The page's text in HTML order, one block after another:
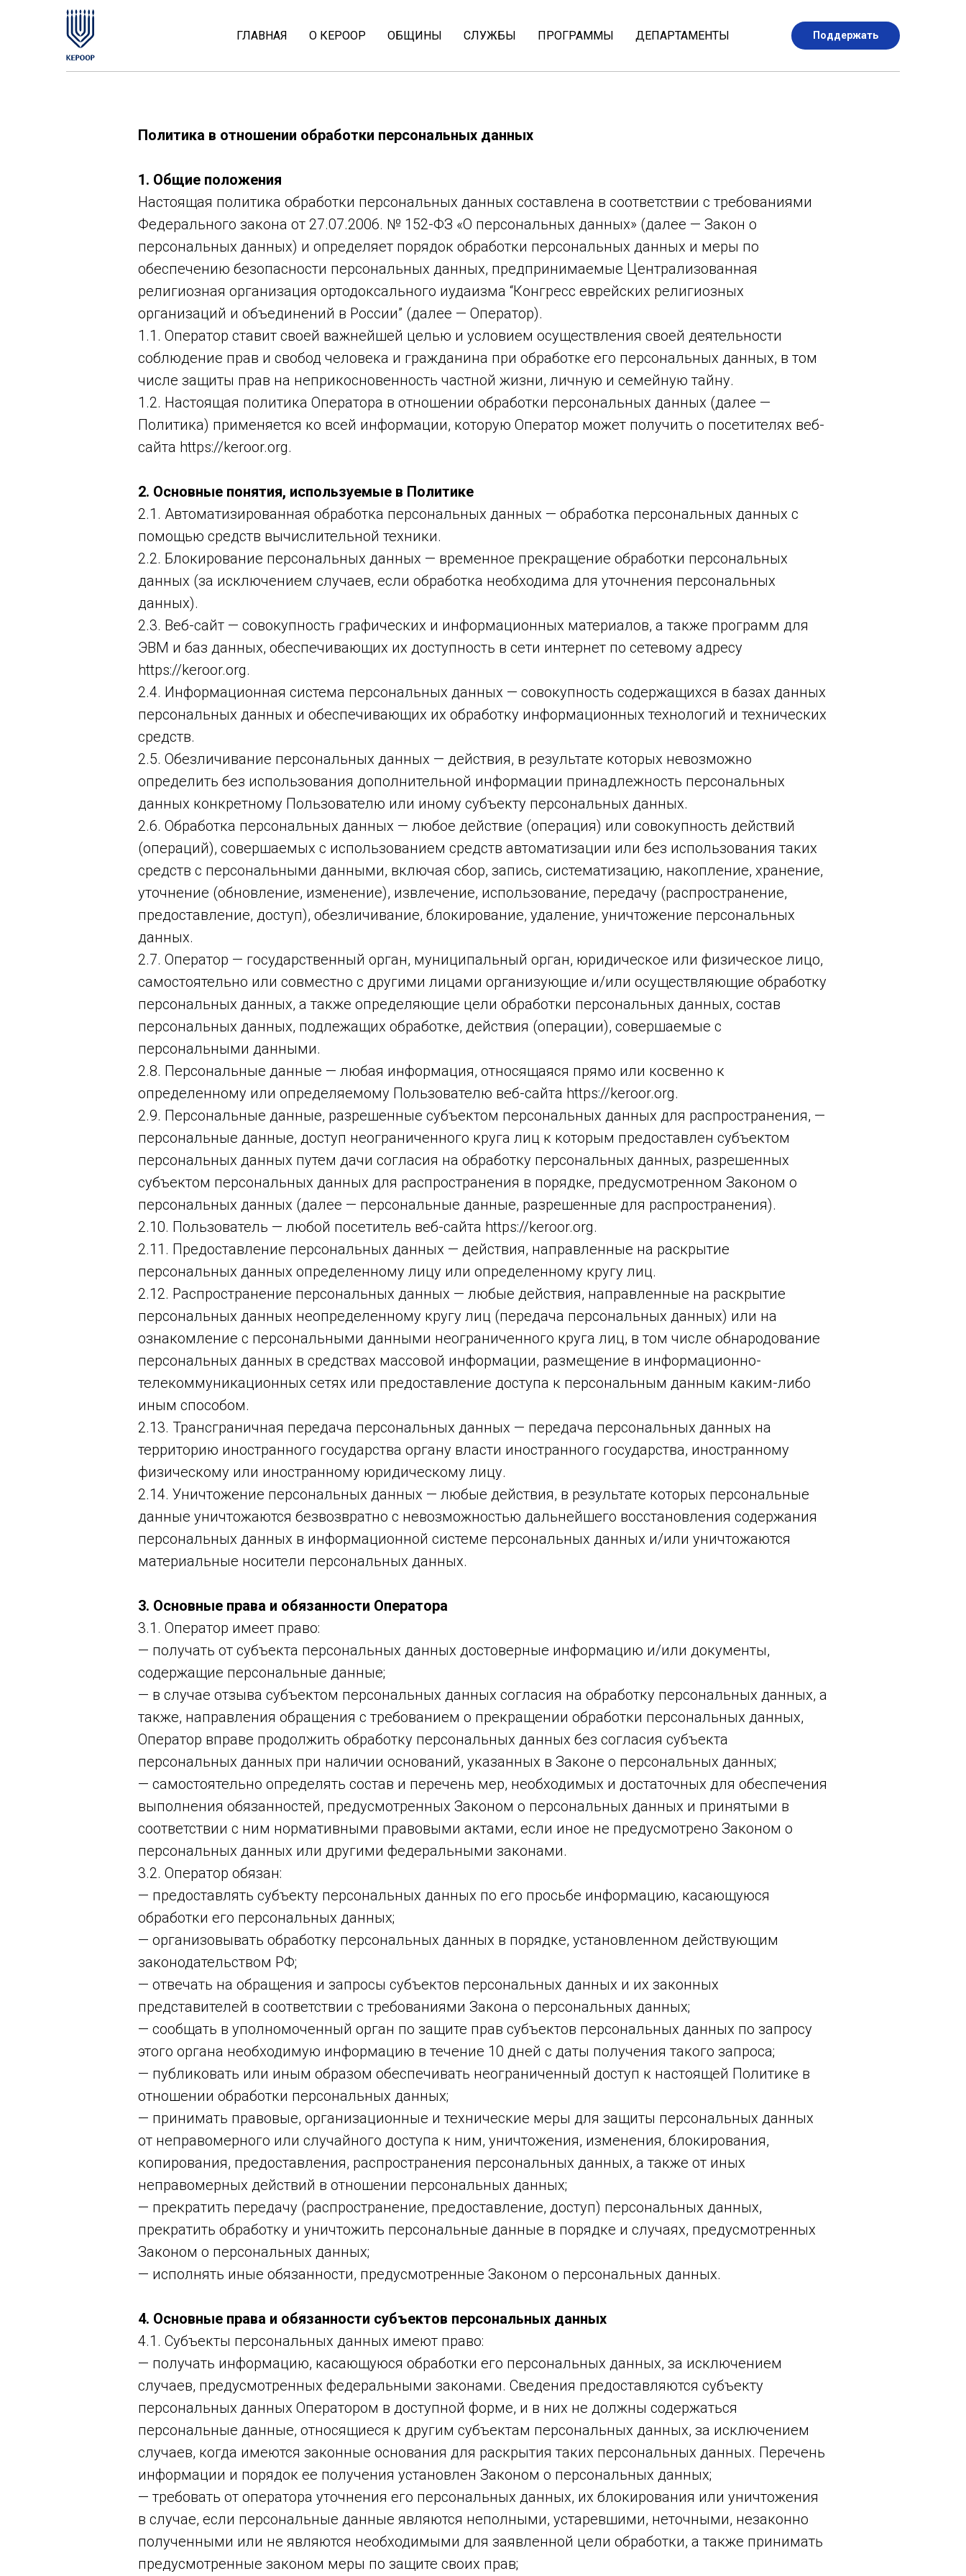
ГЛАВНАЯ О КЕРООР ОБЩИНЫ СЛУЖБЫ ПРОГРАММЫ ДЕПАРТАМЕНТЫ Поддержать
Политика в отношении обработки персональных данных
1. Общие положения
Настоящая политика обработки персональных данных составлена в соответствии с требованиями
Федерального закона от 27.07.2006. № 152-ФЗ «О персональных данных» (далее — Закон о
персональных данных) и определяет порядок обработки персональных данных и меры по
обеспечению безопасности персональных данных, предпринимаемые Централизованная
религиозная организация ортодоксального иудаизма “Конгресс еврейских религиозных
организаций и объединений в России” (далее — Оператор).
1.1. Оператор ставит своей важнейшей целью и условием осуществления своей деятельности
соблюдение прав и свобод человека и гражданина при обработке его персональных данных, в том
числе защиты прав на неприкосновенность частной жизни, личную и семейную тайну.
1.2. Настоящая политика Оператора в отношении обработки персональных данных (далее —
Политика) применяется ко всей информации, которую Оператор может получить о посетителях веб-
сайта https://keroor.org.
2. Основные понятия, используемые в Политике
2.1. Автоматизированная обработка персональных данных — обработка персональных данных с
помощью средств вычислительной техники.
2.2. Блокирование персональных данных — временное прекращение обработки персональных
данных (за исключением случаев, если обработка необходима для уточнения персональных
данных).
2.3. Веб-сайт — совокупность графических и информационных материалов, а также программ для
ЭВМ и баз данных, обеспечивающих их доступность в сети интернет по сетевому адресу
https://keroor.org.
2.4. Информационная система персональных данных — совокупность содержащихся в базах данных
персональных данных и обеспечивающих их обработку информационных технологий и технических
средств.
2.5. Обезличивание персональных данных — действия, в результате которых невозможно
определить без использования дополнительной информации принадлежность персональных
данных конкретному Пользователю или иному субъекту персональных данных.
2.6. Обработка персональных данных — любое действие (операция) или совокупность действий
(операций), совершаемых с использованием средств автоматизации или без использования таких
средств с персональными данными, включая сбор, запись, систематизацию, накопление, хранение,
уточнение (обновление, изменение), извлечение, использование, передачу (распространение,
предоставление, доступ), обезличивание, блокирование, удаление, уничтожение персональных
данных.
2.7. Оператор — государственный орган, муниципальный орган, юридическое или физическое лицо,
самостоятельно или совместно с другими лицами организующие и/или осуществляющие обработку
персональных данных, а также определяющие цели обработки персональных данных, состав
персональных данных, подлежащих обработке, действия (операции), совершаемые с
персональными данными.
2.8. Персональные данные — любая информация, относящаяся прямо или косвенно к
определенному или определяемому Пользователю веб-сайта https://keroor.org.
2.9. Персональные данные, разрешенные субъектом персональных данных для распространения, —
персональные данные, доступ неограниченного круга лиц к которым предоставлен субъектом
персональных данных путем дачи согласия на обработку персональных данных, разрешенных
субъектом персональных данных для распространения в порядке, предусмотренном Законом о
персональных данных (далее — персональные данные, разрешенные для распространения).
2.10. Пользователь — любой посетитель веб-сайта https://keroor.org.
2.11. Предоставление персональных данных — действия, направленные на раскрытие
персональных данных определенному лицу или определенному кругу лиц.
2.12. Распространение персональных данных — любые действия, направленные на раскрытие
персональных данных неопределенному кругу лиц (передача персональных данных) или на
ознакомление с персональными данными неограниченного круга лиц, в том числе обнародование
персональных данных в средствах массовой информации, размещение в информационно-
телекоммуникационных сетях или предоставление доступа к персональным данным каким-либо
иным способом.
2.13. Трансграничная передача персональных данных — передача персональных данных на
территорию иностранного государства органу власти иностранного государства, иностранному
физическому или иностранному юридическому лицу.
2.14. Уничтожение персональных данных — любые действия, в результате которых персональные
данные уничтожаются безвозвратно с невозможностью дальнейшего восстановления содержания
персональных данных в информационной системе персональных данных и/или уничтожаются
материальные носители персональных данных.
3. Основные права и обязанности Оператора
3.1. Оператор имеет право:
— получать от субъекта персональных данных достоверные информацию и/или документы,
содержащие персональные данные;
— в случае отзыва субъектом персональных данных согласия на обработку персональных данных, а
также, направления обращения с требованием о прекращении обработки персональных данных,
Оператор вправе продолжить обработку персональных данных без согласия субъекта
персональных данных при наличии оснований, указанных в Законе о персональных данных;
— самостоятельно определять состав и перечень мер, необходимых и достаточных для обеспечения
выполнения обязанностей, предусмотренных Законом о персональных данных и принятыми в
соответствии с ним нормативными правовыми актами, если иное не предусмотрено Законом о
персональных данных или другими федеральными законами.
3.2. Оператор обязан:
— предоставлять субъекту персональных данных по его просьбе информацию, касающуюся
обработки его персональных данных;
— организовывать обработку персональных данных в порядке, установленном действующим
законодательством РФ;
— отвечать на обращения и запросы субъектов персональных данных и их законных
представителей в соответствии с требованиями Закона о персональных данных;
— сообщать в уполномоченный орган по защите прав субъектов персональных данных по запросу
этого органа необходимую информацию в течение 10 дней с даты получения такого запроса;
— публиковать или иным образом обеспечивать неограниченный доступ к настоящей Политике в
отношении обработки персональных данных;
— принимать правовые, организационные и технические меры для защиты персональных данных
от неправомерного или случайного доступа к ним, уничтожения, изменения, блокирования,
копирования, предоставления, распространения персональных данных, а также от иных
неправомерных действий в отношении персональных данных;
— прекратить передачу (распространение, предоставление, доступ) персональных данных,
прекратить обработку и уничтожить персональные данные в порядке и случаях, предусмотренных
Законом о персональных данных;
— исполнять иные обязанности, предусмотренные Законом о персональных данных.
4. Основные права и обязанности субъектов персональных данных
4.1. Субъекты персональных данных имеют право:
— получать информацию, касающуюся обработки его персональных данных, за исключением
случаев, предусмотренных федеральными законами. Сведения предоставляются субъекту
персональных данных Оператором в доступной форме, и в них не должны содержаться
персональные данные, относящиеся к другим субъектам персональных данных, за исключением
случаев, когда имеются законные основания для раскрытия таких персональных данных. Перечень
информации и порядок ее получения установлен Законом о персональных данных;
— требовать от оператора уточнения его персональных данных, их блокирования или уничтожения
в случае, если персональные данные являются неполными, устаревшими, неточными, незаконно
полученными или не являются необходимыми для заявленной цели обработки, а также принимать
предусмотренные законом меры по защите своих прав;